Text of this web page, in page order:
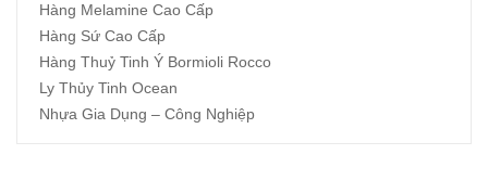
Hàng Melamine Cao Cấp
Hàng Sứ Cao Cấp
Hàng Thuỷ Tinh Ý Bormioli Rocco
Ly Thủy Tinh Ocean
Nhựa Gia Dụng – Công Nghiệp